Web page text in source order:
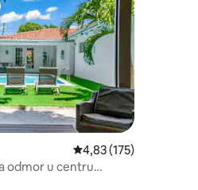
109
Prosječna ocjena:
4,83 (175)
odmor u centru